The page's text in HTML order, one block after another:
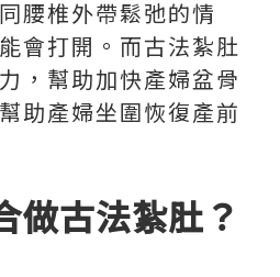
腰椎外帶鬆弛的情
會打開。而古法紮肚
，幫助加快產婦盆骨
助產婦坐圍恢復產前
做古法紮肚？